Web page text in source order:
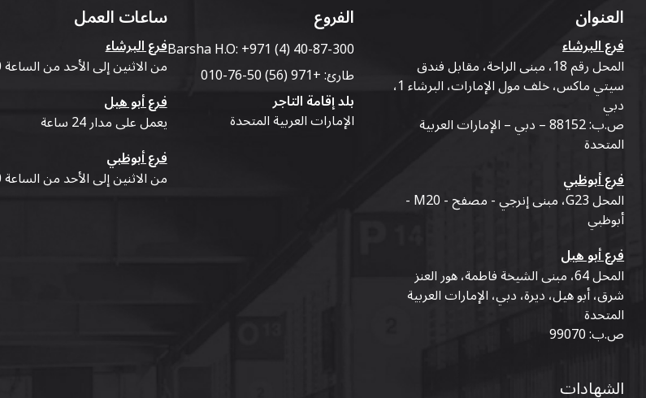
العنوان
فرع البرشاء
المحل رقم 18، مبنى الراحة، مقابل فندق
سيتي ماكس، خلف مول الإمارات، البرشاء 1،
دبي
ص.ب: 88152 – دبي – الإمارات العربية
المتحدة
فرع أبوظبي
المحل G23، مبنى إنرجي - مصفح - M20 -
أبوظبي
فرع أبو هيل
المحل 64، مبنى الشيخة فاطمة، هور العنز
شرق، أبو هيل، ديرة، دبي، الإمارات العربية
المتحدة
ص.ب: 99070
الفروع
Barsha H.O:+971 (4) 40-87-300
طارئ:+971 (56) 50-76-010
بلد إقامة التاجر
الإمارات العربية المتحدة
ساعات العمل
فرع البرشاء
من الاثنين إلى الأحد من الساعة 9:00 صباحًا حتى 07:00 مساءً
فرع أبو هيل
يعمل على مدار 24 ساعة
فرع أبوظبي
من الاثنين إلى الأحد من الساعة 9:00 صباحًا حتى 07:00 مساءً
الشهادات